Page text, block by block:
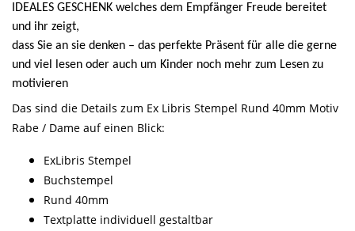
IDEALES GESCHENK welches dem Empfänger Freude bereitet
und ihr zeigt,
dass Sie an sie denken – das perfekte Präsent für alle die gerne
und viel lesen oder auch um Kinder noch mehr zum Lesen zu
motivieren
Das sind die Details zum Ex Libris Stempel Rund 40mm Motiv
Rabe / Dame auf einen Blick:
ExLibris Stempel
Buchstempel
Rund 40mm
Textplatte individuell gestaltbar